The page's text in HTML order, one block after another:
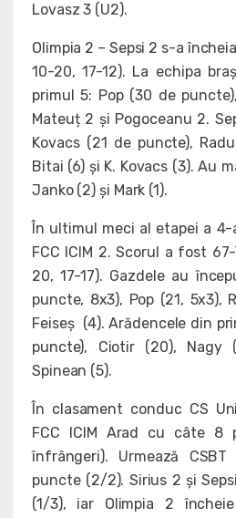
Lovasz 3 (U2).
Olimpia 2 – Sepsi 2 s-a
10-20, 17-12). La echipa
primul 5: Pop (30 de
Mateuț 2 și Pogoceanu 2.
Kovacs (21 de puncte),
Bitai (6) și K. Kovacs (3). Au
Janko (2) și Mark (1).
În ultimul meci al etapei a
FCC ICIM 2. Scorul a fost
20, 17-17). Gazdele au
puncte, 8x3), Pop (21, 5x3),
Feiseș (4). Arădencele din
puncte), Ciotir (20), Nagy
Spinean (5).
În clasament conduc CS
FCC ICIM Arad cu câte 8
înfrângeri). Urmează
puncte (2/2). Sirius 2 și
(1/3), iar Olimpia 2